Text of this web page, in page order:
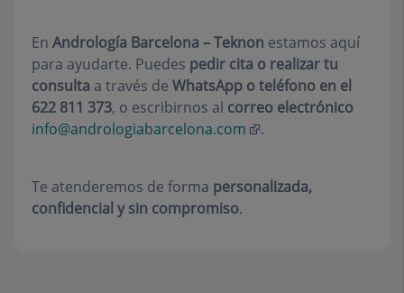
En Andrología Barcelona – Teknon estamos aquí
para ayudarte. Puedes pedir cita o realizar tu
consulta a través de WhatsApp o teléfono en el
622 811 373, o escribirnos al correo electrónico
info@andrologiabarcelona.com
.
Te atenderemos de forma personalizada,
confidencial y sin compromiso.